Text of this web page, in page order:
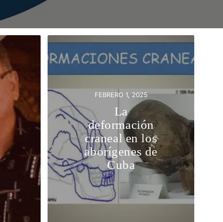
FEBRERO 1, 2025
La
deformación
craneal en los
aborígenes de
Cuba